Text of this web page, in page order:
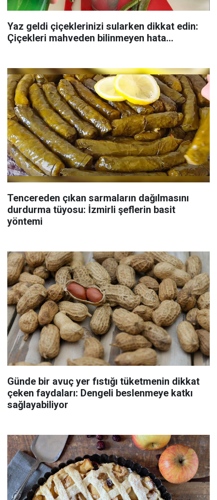
Yaz geldi çiçeklerinizi sularken dikkat edin:
Çiçekleri mahveden bilinmeyen hata...
Tencereden çıkan sarmaların dağılmasını
durdurma tüyosu: İzmirli şeflerin basit
yöntemi
Günde bir avuç yer fıstığı tüketmenin dikkat
çeken faydaları: Dengeli beslenmeye katkı
sağlayabiliyor